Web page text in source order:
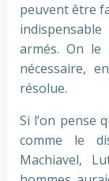
peuvent être
armés. On le
nécessaire,
résolue.
Si l’on pense
comme le
Machiavel,